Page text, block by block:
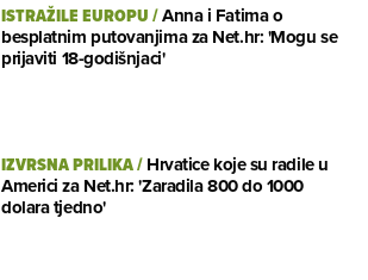
ISTRAŽILE EUROPU/Anna i Fatima o
besplatnim putovanjima za Net.hr: 'Mogu se
prijaviti 18-godišnjaci'
IZVRSNA PRILIKA/Hrvatice koje su radile u
Americi za Net.hr: 'Zaradila 800 do 1000
dolara tjedno'